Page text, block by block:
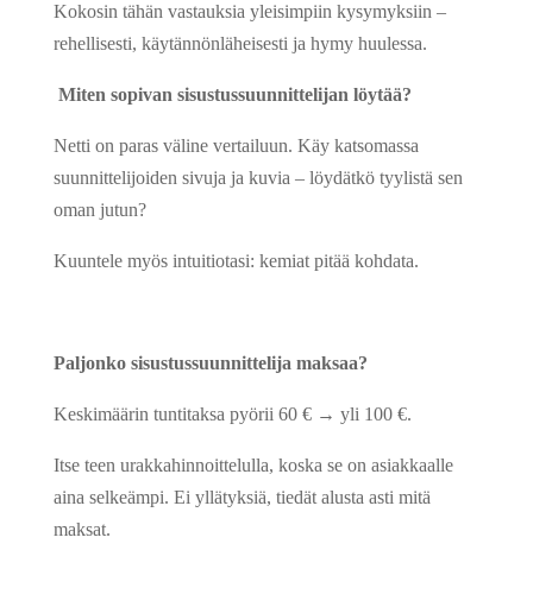
Kokosin tähän vastauksia yleisimpiin kysymyksiin –
rehellisesti, käytännönläheisesti ja hymy huulessa.
Miten sopivan sisustussuunnittelijan löytää?
Netti on paras väline vertailuun. Käy katsomassa
suunnittelijoiden sivuja ja kuvia – löydätkö tyylistä sen
oman jutun?
Kuuntele myös intuitiotasi: kemiat pitää kohdata.
Paljonko sisustussuunnittelija maksaa?
Keskimäärin tuntitaksa pyörii 60 € → yli 100 €.
Itse teen urakkahinnoittelulla, koska se on asiakkaalle
aina selkeämpi. Ei yllätyksiä, tiedät alusta asti mitä
maksat.